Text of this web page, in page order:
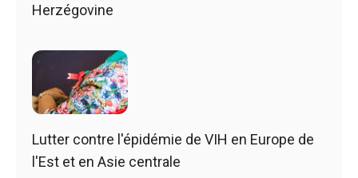
Herzégovine
Lutter contre l'épidémie de VIH en Europe de
l'Est et en Asie centrale